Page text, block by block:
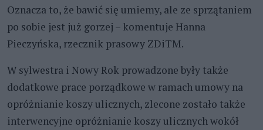
Oznacza to, że bawić się umiemy, ale ze sprzątaniem
po sobie jest już gorzej – komentuje Hanna
Pieczyńska, rzecznik prasowy ZDiTM.
W sylwestra i Nowy Rok prowadzone były także
dodatkowe prace porządkowe w ramach umowy na
opróżnianie koszy ulicznych, zlecone zostało także
interwencyjne opróżnianie koszy ulicznych wokół